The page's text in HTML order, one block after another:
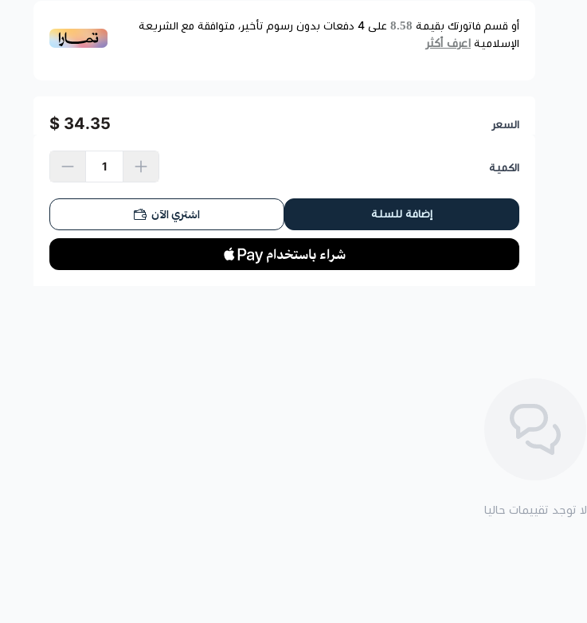
أو قسم فاتورتك بقيمة 8.58 على 4 دفعات بدون رسوم تأخير، متوافقة مع الشريعة
الإسلامية اعرف أكثر
السعر 34.35 $
الكمية
إضافة للسلة اشتري الآن
لا توجد تقييمات حاليا